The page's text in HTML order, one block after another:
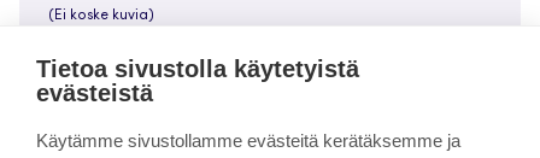
uuteen
(Ei koske kuvia)
Tietoa sivustolla käytetyistä
evästeistä
Käytämme sivustollamme evästeitä kerätäksemme ja